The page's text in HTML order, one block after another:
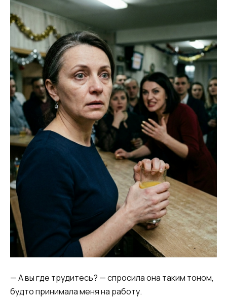
— А вы где трудитесь? — спросила она таким тоном,
будто принимала меня на работу.